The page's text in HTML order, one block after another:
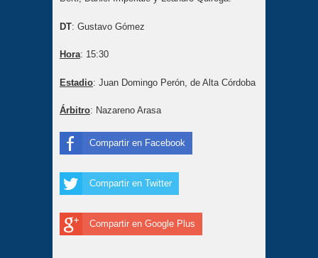
DT: Gustavo Gómez
Hora: 15:30
Estadio: Juan Domingo Perón, de Alta Córdoba
Árbitro: Nazareno Arasa
Compartir en Facebook
Compartir en Twitter
Compartir en Google Plus